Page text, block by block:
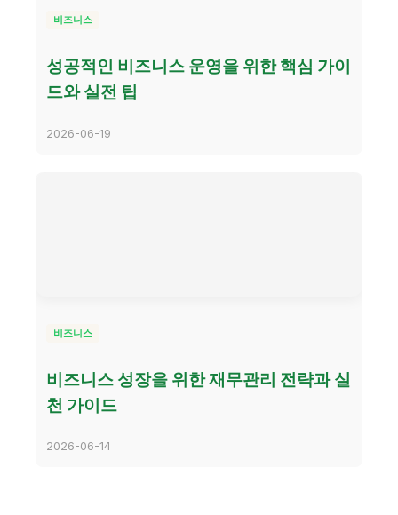
비즈니스
성공적인 비즈니스 운영을 위한 핵심 가이
드와 실전 팁
2026-06-19
비즈니스
비즈니스 성장을 위한 재무관리 전략과 실
천 가이드
2026-06-14